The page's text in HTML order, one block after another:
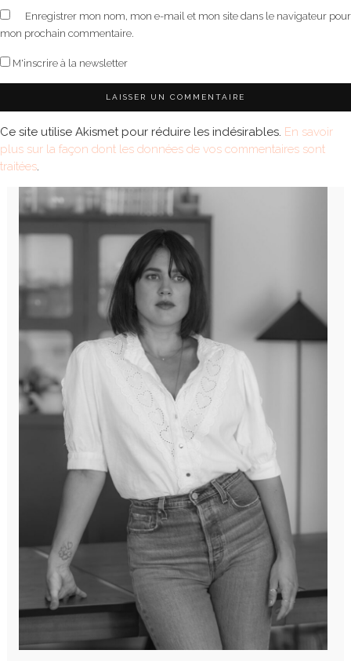
Enregistrer mon nom, mon e-mail et mon site dans le navigateur pour
mon prochain commentaire.
M'inscrire à la newsletter
Ce site utilise Akismet pour réduire les indésirables. En savoir
plus sur la façon dont les données de vos commentaires sont
traitées.